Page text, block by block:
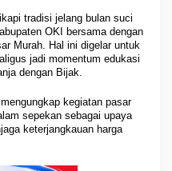
tradisi jelang bulan suci
OKI bersama dengan
Murah. Hal ini digelar untuk
jadi momentum edukasi
dengan Bijak.
kegiatan pasar
sepekan sebagai upaya
keterjangkauan harga